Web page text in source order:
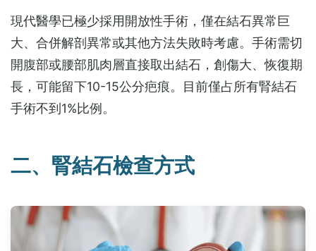
現代醫學已極少採用開放性手術，僅在結石異常巨
大、合併解剖異常或其他方法失敗時考慮。手術需切
開腹部或腰部肌肉層直接取出結石，創傷大、恢復期
長，可能留下10-15公分疤痕。目前僅占所有腎結石
手術不到1%比例。
二、腎結石檢查方式